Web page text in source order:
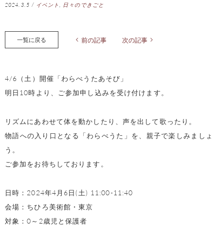
2024.3.5 / イベント 日々のできごと
一覧に戻る 前の記事 次の記事
4/6（土）開催「わらべうたあそび」
明日10時より、ご参加申し込みを受け付けます。
リズムにあわせて体を動かしたり、声を出して歌ったり。
物語への入り口となる「わらべうた」を、親子で楽しみましょ
う。
ご参加をお待ちしております。
日時：2024年4月6日(土) 11:00-11:40
会場：ちひろ美術館・東京
対象：0～2歳児と保護者